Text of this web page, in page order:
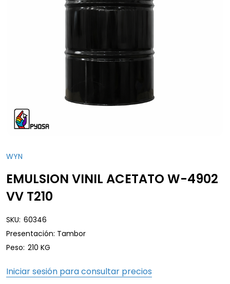
WYN
EMULSION VINIL ACETATO W-4902
VV T210
SKU: 60346
Presentación: Tambor
Peso: 210 KG
Iniciar sesión para consultar precios